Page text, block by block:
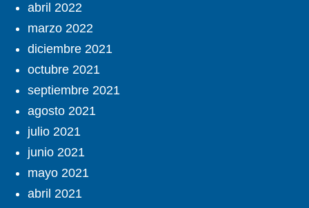
abril 2022
marzo 2022
diciembre 2021
octubre 2021
septiembre 2021
agosto 2021
julio 2021
junio 2021
mayo 2021
abril 2021